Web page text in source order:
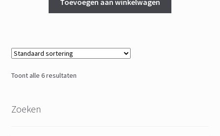
Toont alle 6 resultaten
Zoeken